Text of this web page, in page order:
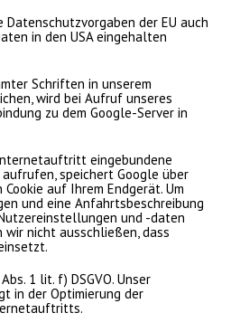
der EU auch
in den USA eingehalten
Schriften in unserem
wird bei Aufruf unseres
zu dem Google-Server in
eingebundene
speichert Google über
auf Ihrem Endgerät. Um
und eine Anfahrtsbeschreibung
und -daten
wir nicht ausschließen, dass
1 lit. f) DSGVO. Unser
in der Optimierung der